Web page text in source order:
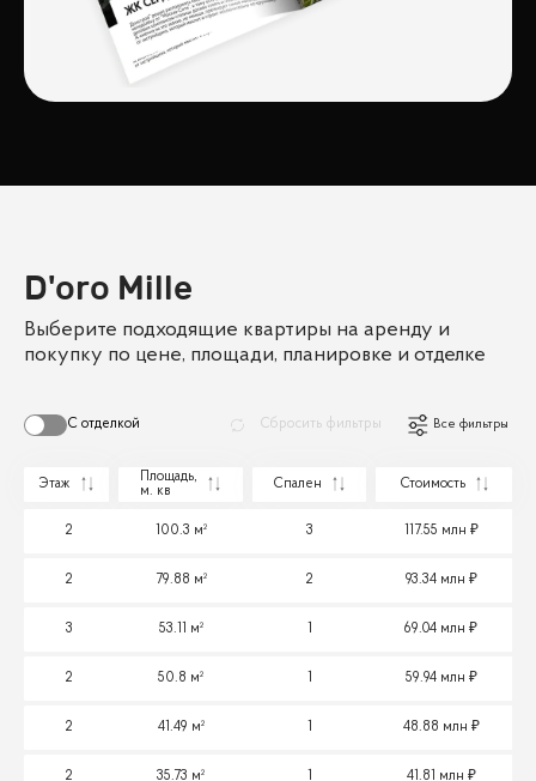
D'oro Mille
Выберите подходящие квартиры на аренду и
покупку по цене, площади, планировке и отделке
С отделкой Сбросить фильтры Все фильтры
Этаж
Площадь,
м. кв
Спален Стоимость
2 100.3 м² 3 117.55 млн
2 79.88 м² 2 93.34 млн
3 53.11 м² 69.04 млн
2 50.8 м² 59.94 млн
2 41.49 м² 48.88 млн
2 35.73 м² 41.81 млн